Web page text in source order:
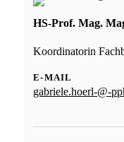
HS-Prof. Mag.
Koordinatorin
E-MAIL
gabriele.hoerl-@-